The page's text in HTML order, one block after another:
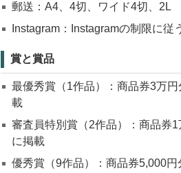
郵送：A4、4切、ワイド4切、2L
Instagram：Instagramの制限に従
賞と賞品
最優秀賞（1作品）：商品券3万
載
審査員特別賞（2作品）：商品券
に掲載
優秀賞（9作品）：商品券5,000